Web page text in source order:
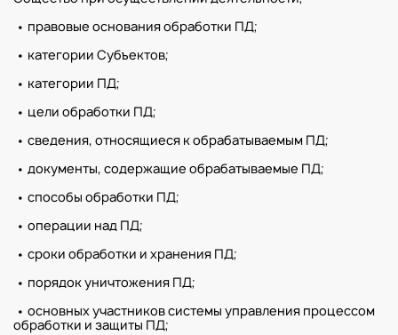
• правовые основания обработки ПД;
• категории Субъектов;
• категории ПД;
• цели обработки ПД;
• сведения, относящиеся к обрабатываемым ПД;
• документы, содержащие обрабатываемые ПД;
• способы обработки ПД;
• операции над ПД;
• сроки обработки и хранения ПД;
• порядок уничтожения ПД;
• основных участников системы управления процессом
обработки и защиты ПД;